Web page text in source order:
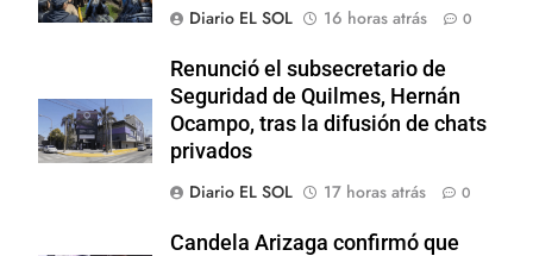
Diario EL SOL
16 horas atrás 0
Renunció el subsecretario de
Seguridad de Quilmes, Hernán
Ocampo, tras la difusión de chats
privados
Diario EL SOL
17 horas atrás 0
Candela Arizaga confirmó que